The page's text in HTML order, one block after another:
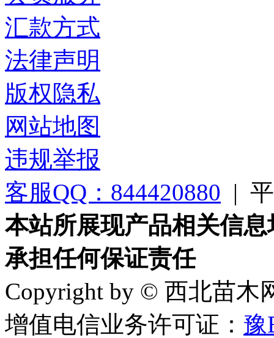
汇款方式
法律声明
版权隐私
网站地图
违规举报
客服QQ：844420880 |
本站所展现产品相关信
承担任何保证责任
Copyright by © 西北苗木
增值电信业务许可证： 豫